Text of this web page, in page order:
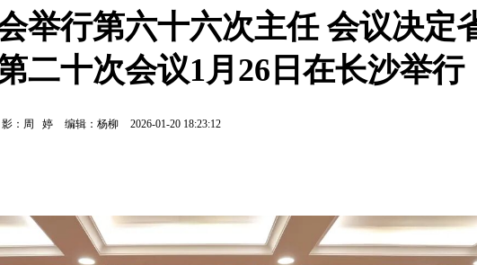
举行第六十六次主任 会议决定
二十次会议1月26日在长沙举行
影：周 婷 编辑：杨柳 2026-01-20 18:23:12